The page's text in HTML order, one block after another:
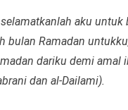
selamatkanlah aku untuk
bulan Ramadan
dariku demi amal
dan al-Dailami).